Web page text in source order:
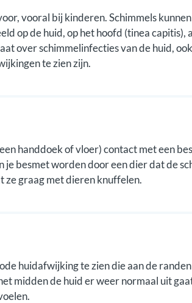
vooral bij kinderen. Schimmels
op de huid, op het hoofd (tinea capitis),
over schimmelinfecties van de huid,
te zien zijn.
handdoek of vloer) contact met een
je besmet worden door een dier dat de
ze graag met dieren knuffelen.
huidafwijking te zien die aan de
midden de huid er weer normaal uit